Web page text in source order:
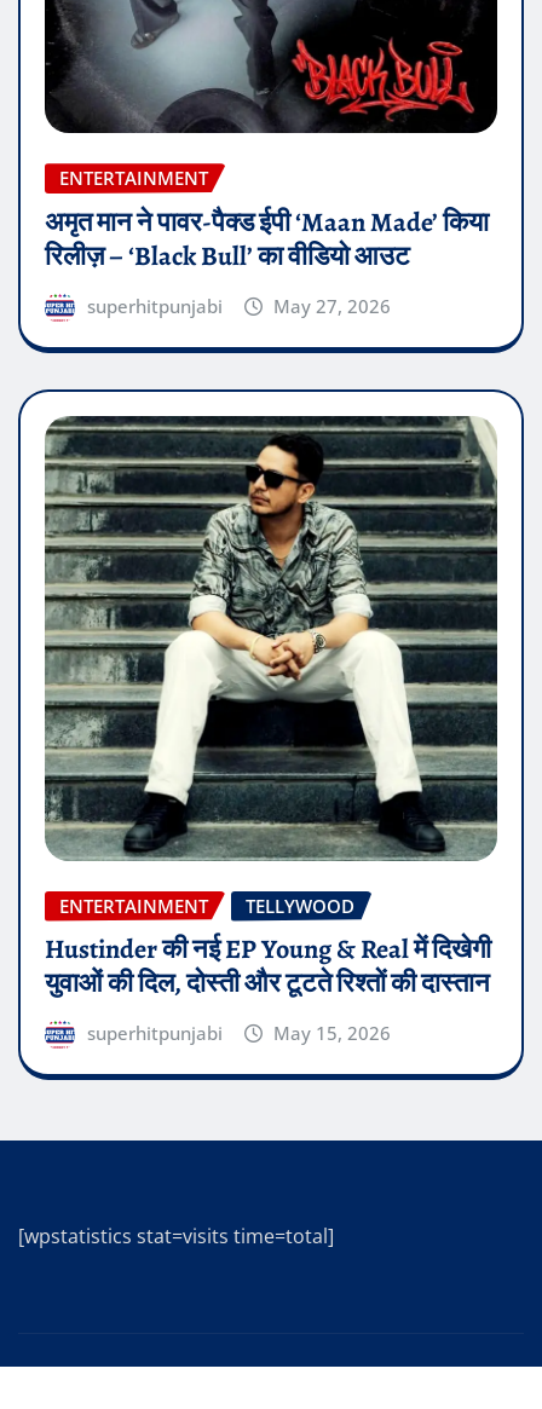
ENTERTAINMENT
अमृत मान ने पावर-पैक्ड ईपी ‘Maan Made’ किया
रिलीज़ – ‘Black Bull’ का वीडियो आउट
superhitpunjabi May 27, 2026
ENTERTAINMENT TELLYWOOD
Hustinder की नई EP Young & Real में दिखेगी
युवाओं की दिल, दोस्ती और टूटते रिश्तों की दास्तान
superhitpunjabi May 15, 2026
[wpstatistics stat=visits time=total]